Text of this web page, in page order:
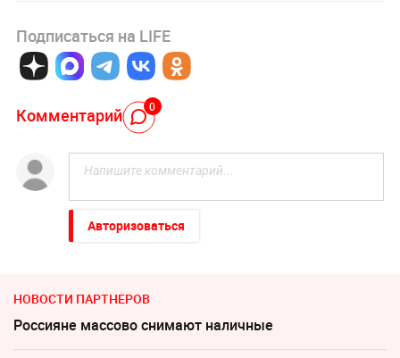
Подписаться на LIFE
Комментарий 0
Авторизоваться
НОВОСТИ ПАРТНЕРОВ
Россияне массово снимают наличные